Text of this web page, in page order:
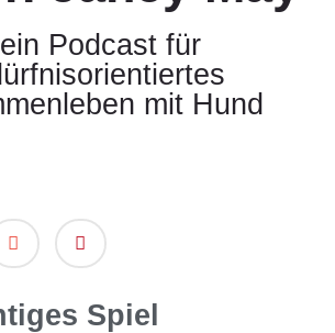
Podcast für
mit Hund
Spiel